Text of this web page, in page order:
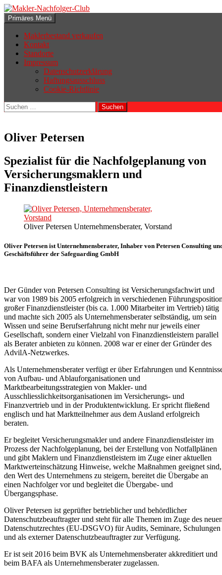
Zum
Inhalt
springen
Makler-Nachfolger-Club
Suchen
Primäres Menü
Maklerbestand verkaufen
Kontakt
Standorte
Impressum
Datenschutzerklärung
Haftungsausschluss
Cookie-Richtlinie
Suchen
nach:
Oliver Petersen
Spezialist für die Nachfolgeplanung von
Versicherungsmaklern und
Finanzdienstleistern
Oliver Petersen Unternehmensberater, Vorstand
Oliver Petersen ist Unternehmensberater, Inhaber von Petersen Consulting
Geschäftsführer der Safeguarding GmbH
Der Günder von Petersen Consulting ist Versicherungsfachwirt und
war von 1989 bis 2005 erfolgreich in verschiedenen
großer Finanzdienstleister (bis ca. 1.000 Mitarbeiter im Vertrieb) tätig
und machte sich 2005 als Unternehmensberater selbständig, um sein
Wissen und seine Berufserfahrung nicht mehr nur jeweils einer
Gesellschaft, sondern einer Vielzahl von Finanzdienstleistern parallel
als Berater anbieten zu können. 2008 war er einer der Gründer des
AdvilA-Netzwerkes.
Als Unternehmensberater verfügt er über Erfahrungen und
von Aufbau- und Ablauforganisationen und
Marktbearbeitungsstrategien von Makler- und
Ausschliesslichkeitsorganisationen im Versicherungs- und
Finanzvertrieb und in der Produktentwicklung. Er spricht fließend
englisch und hat Marktteilnehmer aus dem Ausland erfolgreich
beraten.
Er begleitet Versicherungsmakler und andere Finanzdienstleister im
Prozess der Nachfolgeplanung, bei der Erstellung von Notfallplänen
und gibt Maklern und Finanzdienstleistern im Zuge einer aktuellen
Marktwerteinschätzung Hinweise, welche Maßnahmen geeignet sind,
den Wert des Unternehmens zu steigern, bereitet die Übergabe an
einen Nachfolger vor und begleitet die Übergabe- und
Übergangsphase.
Oliver Petersen ist geprüfter betrieblicher und behördlicher
Datenschutzbeauftragter und steht für alle Themen im Zuge des
Datenschutzrechtes (EU-DSGVO) für Audits, Seminare, Schulungen
und als externer Datenschutzbeauftragter zur Verfügung.
Er ist seit 2016 beim BVK als Unternehmensberater akkreditiert und
beim BAFA als Unternehmensberater zugelassen.